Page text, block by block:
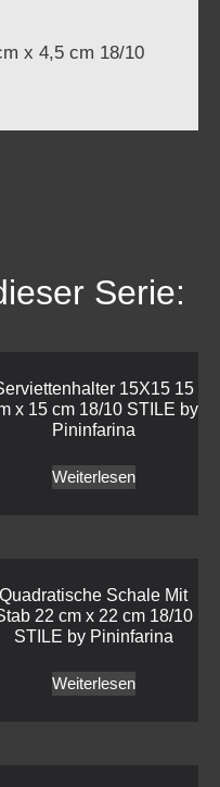
x 4,5 cm 18/10
Serie:
15X15 15
x 15 cm 18/10 STILE by
Pininfarina
Weiterlesen
Quadratische Schale Mit
22 cm x 22 cm 18/10
STILE by Pininfarina
Weiterlesen